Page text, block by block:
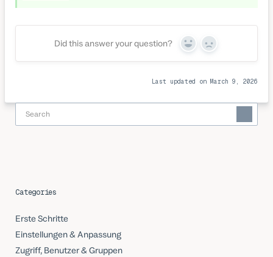
Did this answer your question?
Yes No
Last updated on March 9, 2026
Categories
Erste Schritte
Einstellungen & Anpassung
Zugriff, Benutzer & Gruppen